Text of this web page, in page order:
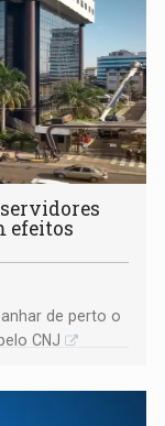
efeitos
de perto o
CNJ